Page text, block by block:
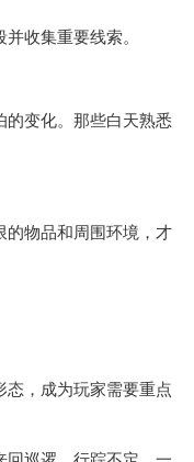
收集重要线索。
的变化。那些白天熟悉
的物品和周围环境，才
态，成为玩家需要重点